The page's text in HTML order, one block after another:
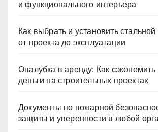
и функционального интерьера
Как выбрать и установить
от проекта до эксплуатации
Опалубка в аренду: Как
деньги на строительных проектах
Документы по пожарной
защиты и уверенности в любой